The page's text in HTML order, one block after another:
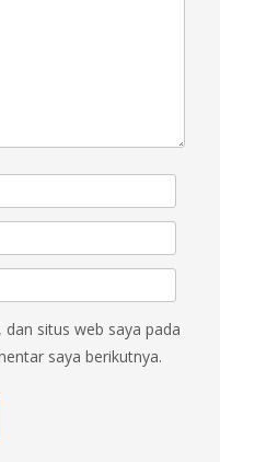
situs web saya pada
saya berikutnya.